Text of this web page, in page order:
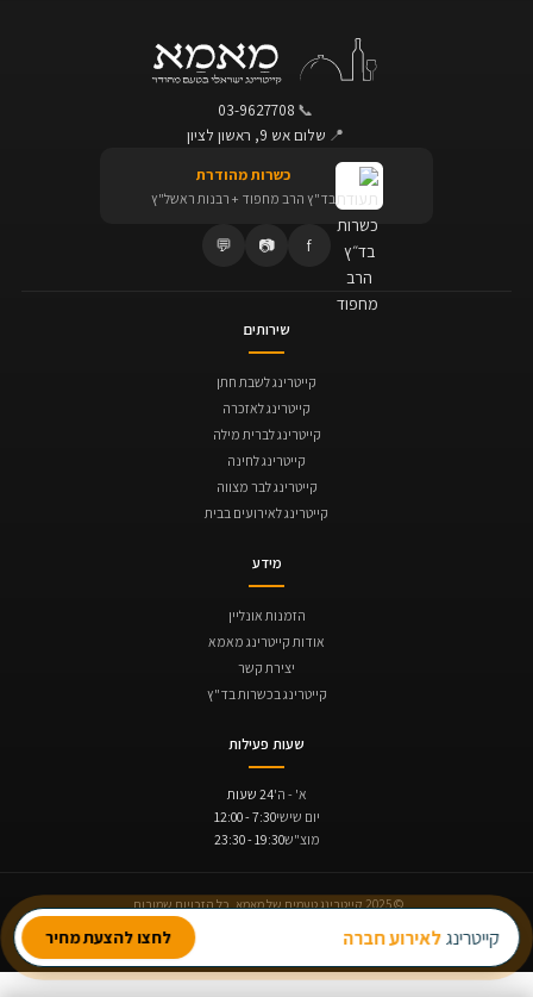
📞
03-9627708
📍 שלום אש 9, ראשון לציון
כשרות מהודרת
בד"ץ הרב מחפוד + רבנות ראשל"ץ
f
📷
💬
שירותים
קייטרינג לשבת חתן
קייטרינג לאזכרה
קייטרינג לברית מילה
קייטרינג לחינה
קייטרינג לבר מצווה
קייטרינג לאירועים בבית
מידע
הזמנות אונליין
אודות קייטרינג מאמא
יצירת קשר
קייטרינג בכשרות בד"ץ
שעות פעילות
א' - ה'24 שעות
יום שישי7:30 - 12:00
מוצ"ש19:30 - 23:30
© 2025 קייטרינג טעמים של מאמא. כל הזכויות שמורות.
מדיניות פרטיות
תנופה | בניית אתרים קייטרינגלאירוע חברה לחצו להצעת מחיר